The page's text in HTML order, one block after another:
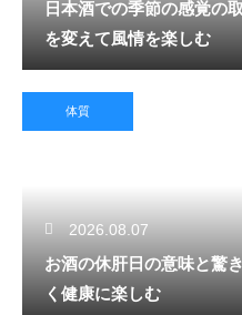
日本酒での季節の感覚の
を変えて風情を楽しむ
体質
2026.08.07
お酒の休肝日の意味と驚
く健康に楽しむ